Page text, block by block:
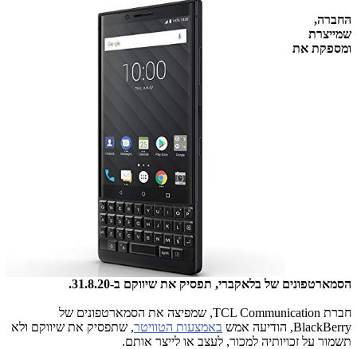
החברה,
שמייצרת
ומספקת את
הסמארטפונים של בלאקברי, תפסיק את שיווקם ב-31.8.20.
חברת TCL Communication, שמפיצה את הסמארטפונים של
BlackBerry, הודיעה אמש באמצעות הטוויטר, שתפסיק את שיווקם ולא
תשמור על זכויותיה למכור, לעצב או לייצר אותם.